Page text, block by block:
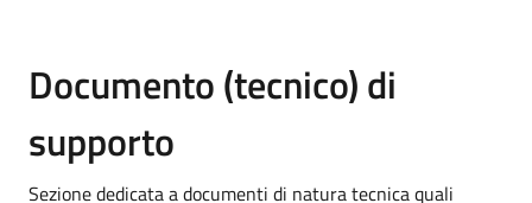
Documento (tecnico) di
supporto
Sezione dedicata a documenti di natura tecnica quali